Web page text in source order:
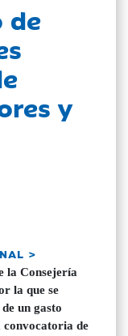
de
y
>
la Consejería
la que se
un gasto
de